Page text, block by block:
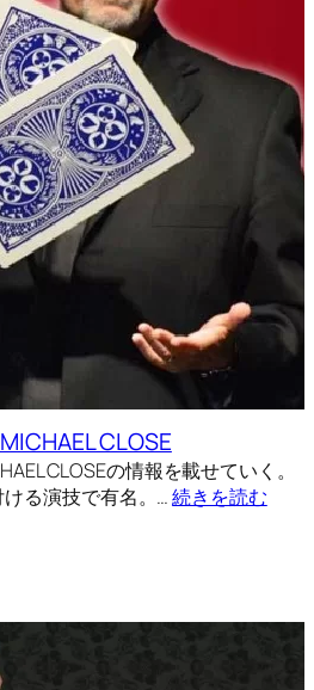
CLOSE
CLOSEの情報を載せていく。
る演技で有名。…続きを読む